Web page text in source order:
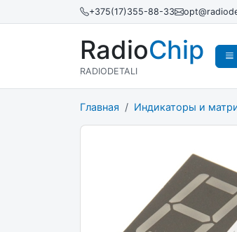
+375(17)355-88-33
RadioChip
RADIODETALI
Главная Индикаторы и